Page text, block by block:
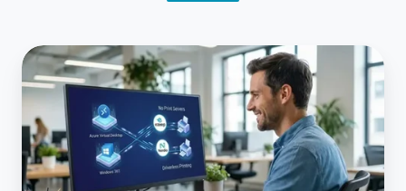
AVD
と
Windows
365
の
印
刷：